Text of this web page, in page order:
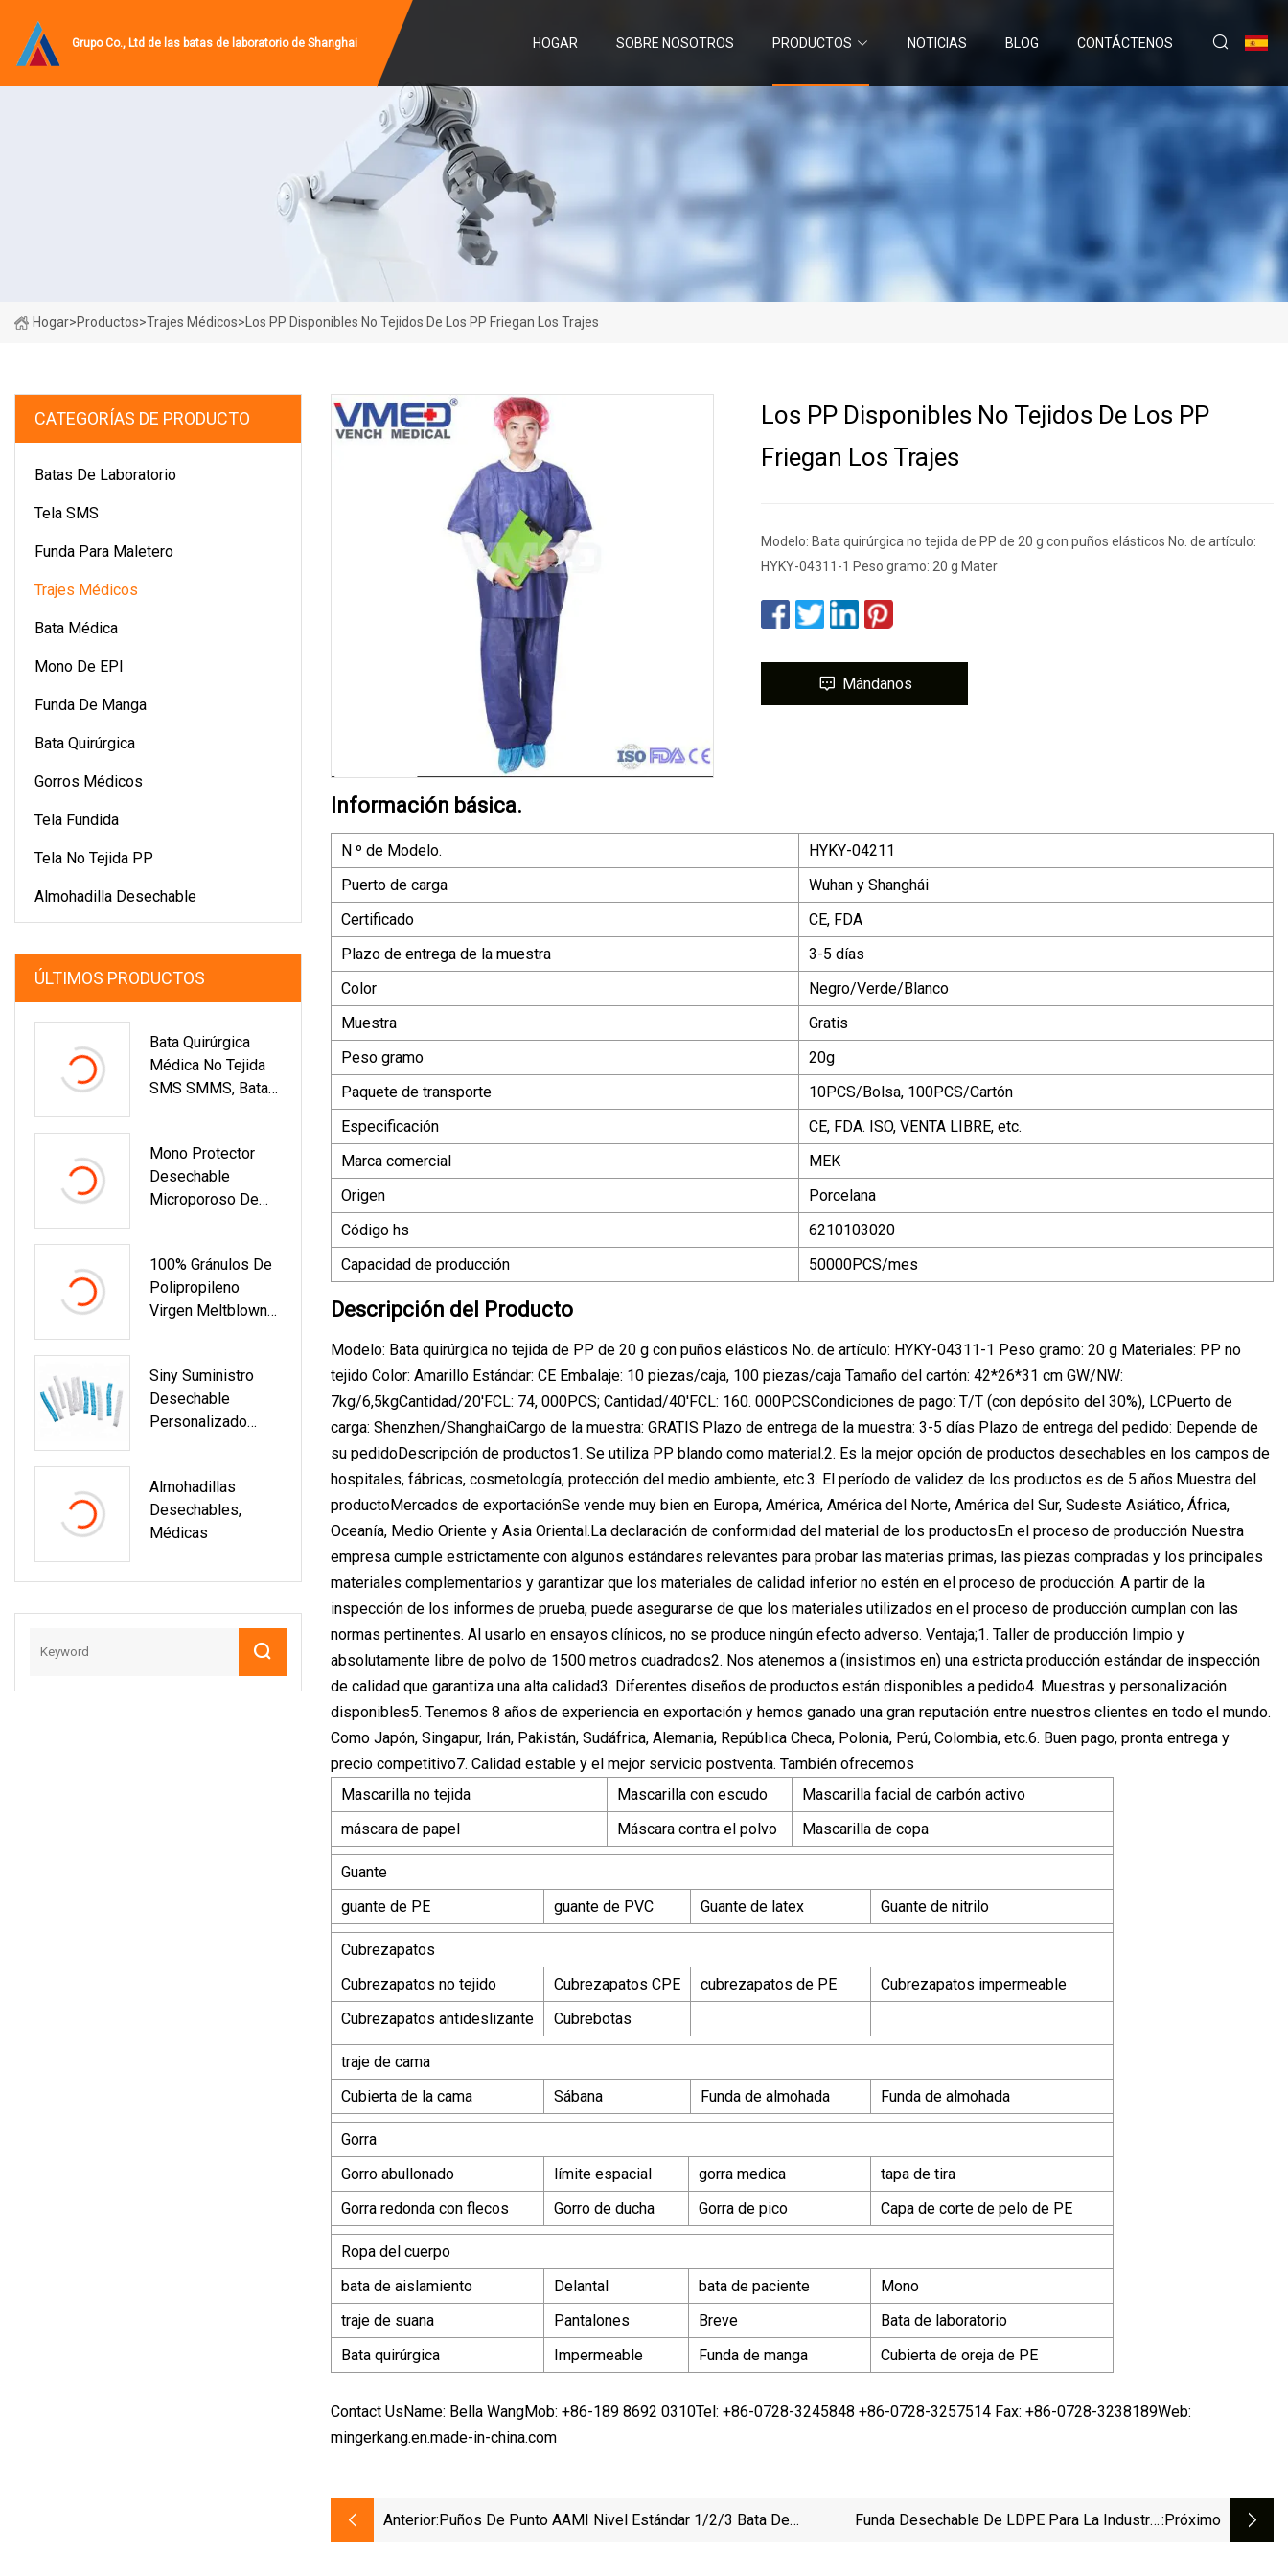
Grupo Co., Ltd de las batas de laboratorio de Shanghai HOGAR SOBRE NOSOTROS PRODUCTOS NOTICIAS BLOG CONTÁCTENOS
Hogar>Productos>Trajes Médicos> Los PP Disponibles No Tejidos De Los PP Friegan Los Trajes
CATEGORÍAS DE PRODUCTO
Batas De Laboratorio
Tela SMS
Funda Para Maletero
Trajes Médicos
Bata Médica
Mono De EPI
Funda De Manga
Bata Quirúrgica
Gorros Médicos
Tela Fundida
Tela No Tejida PP
Almohadilla Desechable
ÚLTIMOS PRODUCTOS
Bata Quirúrgica
Médica No Tejida
SMS SMMS, Batas
Mono Protector
Desechable
Microporoso De
100% Gránulos De
Polipropileno
Virgen Meltblown
Del Filtro De Bolsa
Para Almohadas
Absorbentes De
Siny Suministro
Desechable
Personalizado
Sombreros
Médicos
Almohadillas
Desechables,
Médicas
Los PP Disponibles No Tejidos De Los PP
Friegan Los Trajes
Modelo: Bata quirúrgica no tejida de PP de 20 g con puños elásticos No. de artículo:
HYKY-04311-1 Peso gramo: 20 g Mater
Mándanos
Información básica.
N º de Modelo.
HYKY-04211
Puerto de carga
Wuhan y Shanghái
Certificado
CE, FDA
Plazo de entrega de la muestra
3-5 días
Color
Negro/Verde/Blanco
Muestra
Gratis
Peso gramo
20g
Paquete de transporte
10PCS/Bolsa, 100PCS/Cartón
Especificación
CE, FDA. ISO, VENTA LIBRE, etc.
Marca comercial
MEK
Origen
Porcelana
Código hs
6210103020
Capacidad de producción
50000PCS/mes
Descripción del Producto
Modelo: Bata quirúrgica no tejida de PP de 20 g con puños elásticos No. de artículo: HYKY-04311-1 Peso gramo: 20 g Materiales: PP no
tejido Color: Amarillo Estándar: CE Embalaje: 10 piezas/caja, 100 piezas/caja Tamaño del cartón: 42*26*31 cm GW/NW:
7kg/6,5kgCantidad/20'FCL: 74, 000PCS; Cantidad/40'FCL: 160. 000PCSCondiciones de pago: T/T (con depósito del 30%), LCPuerto de
carga: Shenzhen/ShanghaiCargo de la muestra: GRATIS Plazo de entrega de la muestra: 3-5 días Plazo de entrega del pedido: Depende de
su pedidoDescripción de productos1. Se utiliza PP blando como material.2. Es la mejor opción de productos desechables en los campos de
hospitales, fábricas, cosmetología, protección del medio ambiente, etc.3. El período de validez de los productos es de 5 años.Muestra del
productoMercados de exportaciónSe vende muy bien en Europa, América, América del Norte, América del Sur, Sudeste Asiático, África,
Oceanía, Medio Oriente y Asia Oriental.La declaración de conformidad del material de los productosEn el proceso de producción Nuestra
empresa cumple estrictamente con algunos estándares relevantes para probar las materias primas, las piezas compradas y los principales
materiales complementarios y garantizar que los materiales de calidad inferior no estén en el proceso de producción. A partir de la
inspección de los informes de prueba, puede asegurarse de que los materiales utilizados en el proceso de producción cumplan con las
normas pertinentes. Al usarlo en ensayos clínicos, no se produce ningún efecto adverso. Ventaja;1. Taller de producción limpio y
absolutamente libre de polvo de 1500 metros cuadrados2. Nos atenemos a (insistimos en) una estricta producción estándar de inspección
de calidad que garantiza una alta calidad3. Diferentes diseños de productos están disponibles a pedido4. Muestras y personalización
disponibles5. Tenemos 8 años de experiencia en exportación y hemos ganado una gran reputación entre nuestros clientes en todo el mundo.
Como Japón, Singapur, Irán, Pakistán, Sudáfrica, Alemania, República Checa, Polonia, Perú, Colombia, etc.6. Buen pago, pronta entrega y
precio competitivo7. Calidad estable y el mejor servicio postventa. También ofrecemos
Mascarilla no tejida
Mascarilla con escudo
Mascarilla facial de carbón activo
máscara de papel
Máscara contra el polvo Mascarilla de copa
Guante
guante de PE
guante de PVC Guante de latex Guante de nitrilo
Cubrezapatos
Cubrezapatos no tejido
Cubrezapatos CPE cubrezapatos de PE
Cubrezapatos impermeable
Cubrezapatos antideslizante
Cubrebotas
traje de cama
Cubierta de la cama
Sábana Funda de almohada Funda de almohada
Gorra
Gorro abullonado
límite espacial gorra medica
tapa de tira
Gorra redonda con flecos
Gorro de ducha Gorra de pico Capa de corte de pelo de PE
Ropa del cuerpo
bata de aislamiento
Delantal bata de paciente
Mono
traje de suana
Pantalones Breve
Bata de laboratorio
Bata quirúrgica
Impermeable Funda de manga Cubierta de oreja de PE
Contact UsName: Bella WangMob: +86-189 8692 0310Tel: +86-0728-3245848 +86-0728-3257514 Fax: +86-0728-3238189Web:
mingerkang.en.made-in-china.com
Anterior: Puños De Punto AAMI Nivel Estándar 1/2/3 Bata De
Funda Desechable De LDPE Para La Industria:próximo